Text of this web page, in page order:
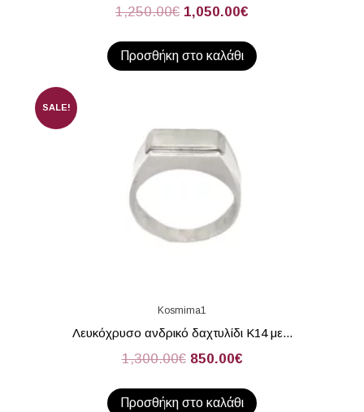
1,250.00€ 1,050.00€
Προσθήκη στο καλάθι
SALE!
Kosmima1
Λευκόχρυσο ανδρικό δαχτυλίδι Κ14 με...
1,300.00€ 850.00€
Προσθήκη στο καλάθι